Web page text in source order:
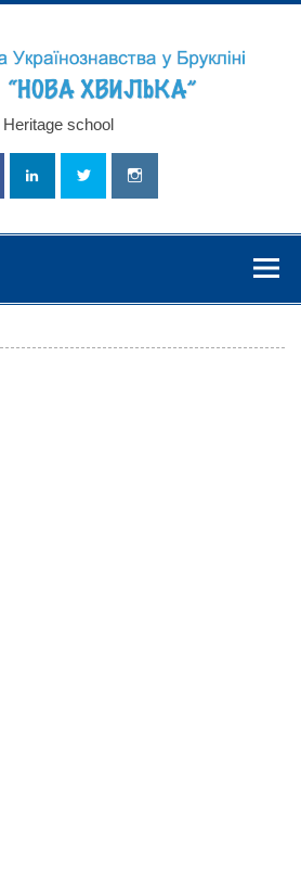
"Нова
Heritage school